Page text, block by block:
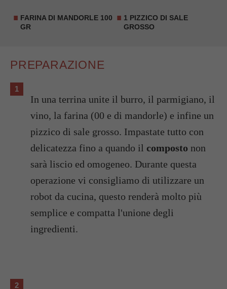
FARINA DI MANDORLE 100
GR
1 PIZZICO DI SALE
GROSSO
PREPARAZIONE
In una terrina unite il burro, il parmigiano, il
vino, la farina (00 e di mandorle) e infine un
pizzico di sale grosso. Impastate tutto con
delicatezza fino a quando il composto non
sarà liscio ed omogeneo. Durante questa
operazione vi consigliamo di utilizzare un
robot da cucina, questo renderà molto più
semplice e compatta l'unione degli
ingredienti.